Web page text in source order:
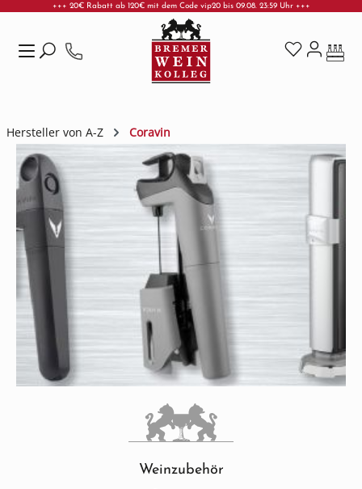
+++ 20€ Rabatt ab 120€ mit dem Code vip20 bis 09.08. 23:59 Uhr +++
Hersteller von A-Z Coravin
Weinzubehör